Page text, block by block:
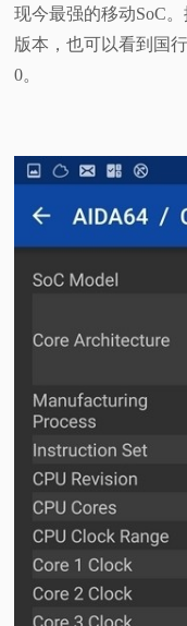
现今最强的移动SoC
版本，也可以看到国
0。